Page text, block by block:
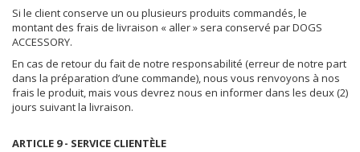
Si le client conserve un ou plusieurs produits commandés, le
montant des frais de livraison « aller » sera conservé par DOGS
ACCESSORY.
En cas de retour du fait de notre responsabilité (erreur de notre part
dans la préparation d’une commande), nous vous renvoyons à nos
frais le produit, mais vous devrez nous en informer dans les deux (2)
jours suivant la livraison.
ARTICLE 9 - SERVICE CLIENTÈLE